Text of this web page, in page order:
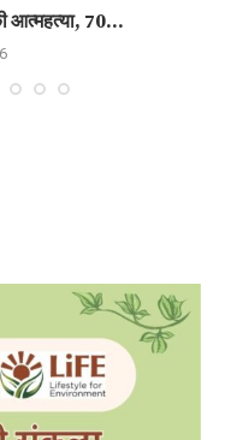
आत्महत्या, 70...